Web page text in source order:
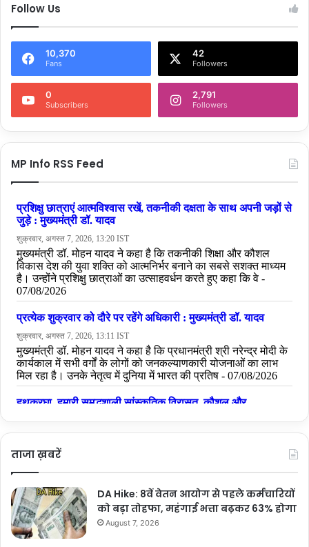
Follow Us
10,370
Fans
42
Followers
0
Subscribers
2,791
Followers
MP Info RSS Feed
ताजा ख़बरें
DA Hike: 8वें वेतन आयोग से पहले कर्मचारियों
को बड़ा तोहफा, महंगाई भत्ता बढ़कर 63% होगा
August 7, 2026